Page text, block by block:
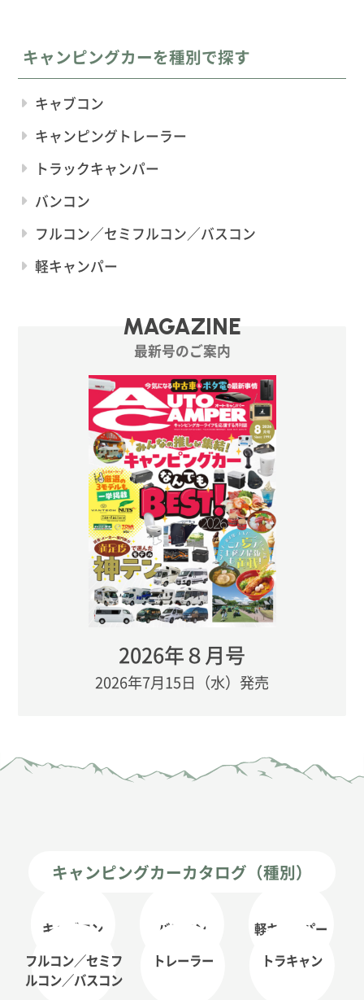
キャンピングカーを種別で探す
キャブコン
キャンピングトレーラー
トラックキャンパー
バンコン
フルコン／セミフルコン／バスコン
軽キャンパー
MAGAZINE
最新号のご案内
2026年８月号
2026年7月15日（水）発売
キャンピングカーカタログ（種別）
キャブコン バンコン
軽キャンパー
フルコン／セミフ
ルコン／バスコン
トレーラー トラキャン